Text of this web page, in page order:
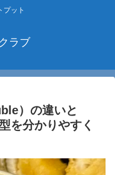
プット
ラブ
）の違いと
を分かりやすく